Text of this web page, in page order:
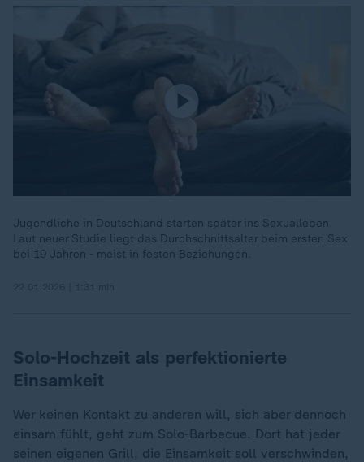
Jugendliche in Deutschland starten später ins Sexualleben.
Laut neuer Studie liegt das Durchschnittsalter beim ersten Sex
bei 19 Jahren - meist in festen Beziehungen.
Solo-Hochzeit als perfektionierte
Einsamkeit
Wer keinen Kontakt zu anderen will, sich aber dennoch
einsam fühlt, geht zum Solo-Barbecue. Dort hat jeder
seinen eigenen Grill, die Einsamkeit soll verschwinden,